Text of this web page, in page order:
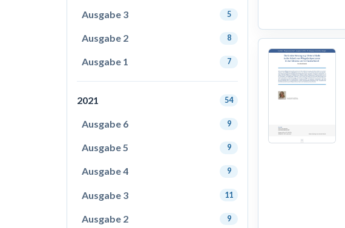
Ausgabe 3 5
Ausgabe 2 8
Ausgabe 1 7
2021 54
Ausgabe 6 9
Ausgabe 5 9
Ausgabe 4 9
Ausgabe 3 11
Ausgabe 2 9